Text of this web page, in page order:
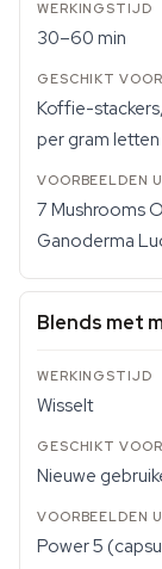
30–60 min
Koffie-
per gram letten
7 Mushrooms
Ganoderma
Blends met
Wisselt
Nieuwe
Power 5